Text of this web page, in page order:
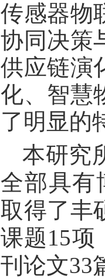
传感器物
协同决策
供应链演
化、智慧
了明显的
本研究
全部具有
取得了丰
课题15项
刊论文33